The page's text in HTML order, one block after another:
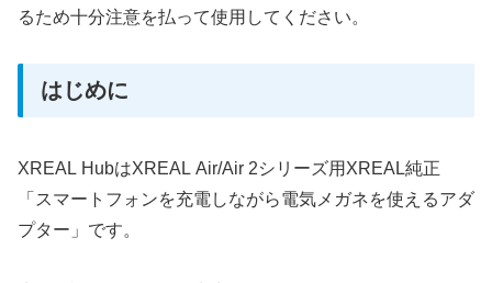
るため十分注意を払って使用してください。
はじめに
XREAL HubはXREAL Air/Air 2シリーズ用XREAL純正
「スマートフォンを充電しながら電気メガネを使えるアダ
プター」です。